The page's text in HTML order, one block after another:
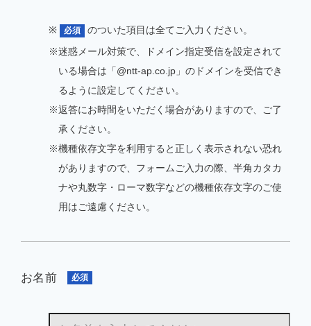
※ 必須
のついた項目は全てご入力ください。
※迷惑メール対策で、ドメイン指定受信を設定されて
いる場合は「@ntt-ap.co.jp」のドメインを受信でき
るように設定してください。
※返答にお時間をいただく場合がありますので、ご了
承ください。
※機種依存文字を利用すると正しく表示されない恐れ
がありますので、フォームご入力の際、半角カタカ
ナや丸数字・ローマ数字などの機種依存文字のご使
用はご遠慮ください。
お名前 必須